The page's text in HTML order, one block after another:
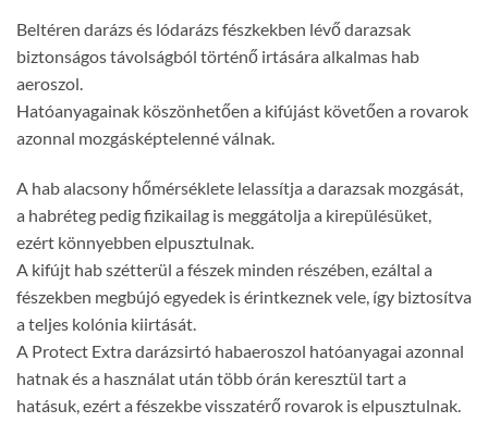
Beltéren darázs és lódarázs fészkekben lévő darazsak
biztonságos távolságból történő irtására alkalmas hab
aeroszol.
Hatóanyagainak köszönhetően a kifújást követően a rovarok
azonnal mozgásképtelenné válnak.
A hab alacsony hőmérséklete lelassítja a darazsak mozgását,
a habréteg pedig fizikailag is meggátolja a kirepülésüket,
ezért könnyebben elpusztulnak.
A kifújt hab szétterül a fészek minden részében, ezáltal a
fészekben megbújó egyedek is érintkeznek vele, így biztosítva
a teljes kolónia kiirtását.
A Protect Extra darázsirtó habaeroszol hatóanyagai azonnal
hatnak és a használat után több órán keresztül tart a
hatásuk, ezért a fészekbe visszatérő rovarok is elpusztulnak.